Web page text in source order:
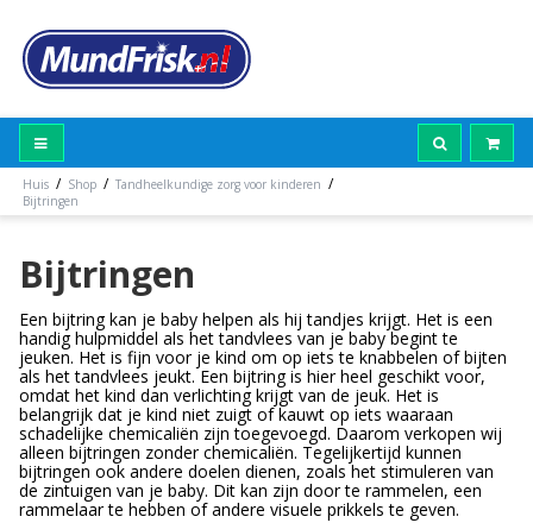
Huis / Shop / Tandheelkundige zorg voor kinderen /
Bijtringen
Bijtringen
Een bijtring kan je baby helpen als hij tandjes krijgt. Het is een
handig hulpmiddel als het tandvlees van je baby begint te
jeuken. Het is fijn voor je kind om op iets te knabbelen of bijten
als het tandvlees jeukt. Een bijtring is hier heel geschikt voor,
omdat het kind dan verlichting krijgt van de jeuk. Het is
belangrijk dat je kind niet zuigt of kauwt op iets waaraan
schadelijke chemicaliën zijn toegevoegd. Daarom verkopen wij
alleen bijtringen zonder chemicaliën. Tegelijkertijd kunnen
bijtringen ook andere doelen dienen, zoals het stimuleren van
de zintuigen van je baby. Dit kan zijn door te rammelen, een
rammelaar te hebben of andere visuele prikkels te geven.